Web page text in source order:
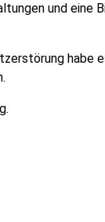
und eine
habe